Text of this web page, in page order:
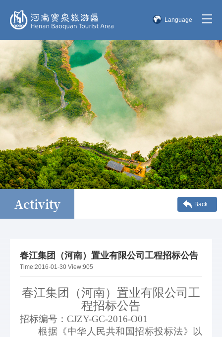
Language
English
한국어
日本語
Activity Back
春江集团（河南）置业有限公司工程招标公告
Time:2016-01-30 View:905
春江集团（河南）置业有限公司工
程招标公告
招标编号：CJZY-GC-2016-O01
根据《中华人民共和国招标投标法》以